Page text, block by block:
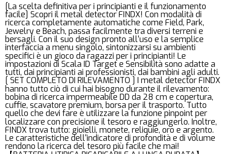
[La scelta definitiva per i principianti e il funzionamento
facile] Scopri il metal detector FINDX! Con modalità di
ricerca completamente automatiche come Field, Park,
Jewelry e Beach, passa facilmente tra diversi terreni e
bersagli. Con il suo design pronto all'uso e la semplice
interfaccia a menu singolo, sintonizzarsi su ambienti
specifici è un gioco da ragazzi per i principianti! Le
impostazioni di Scala ID Target e Sensibilità sono adatte a
tutti, dai principianti ai professionisti, dai bambini agli adulti.
[ SET COMPLETO DI RILEVAMENTO ] I metal detector FINDX
hanno tutto ciò di cui hai bisogno durante il rilevamento:
bobina di ricerca impermeabile DD da 28 cm e copertura,
cuffie, scavatore premium, borsa per il trasporto. Tutto
quello che devi fare è utilizzare la funzione pinpoint per
localizzare con precisione il tesoro e raggiungerlo. Inoltre,
FINDX trova tutto: gioielli, monete, reliquie, oro e argento.
Le caratteristiche dell'indicatore di profondità e di volume
rendono la ricerca del tesoro più facile che mai!